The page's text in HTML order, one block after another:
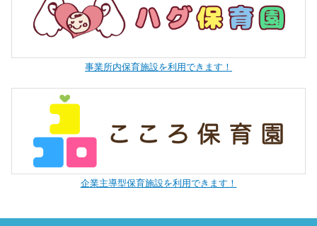
事業所内保育施設を利用できます！
企業主導型保育施設を利用できます！